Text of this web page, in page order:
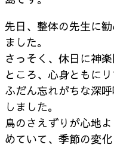
先日、整体の先生に
ました。
さっそく、休日に神
ところ、心身ともに
ふだん忘れがちな深
しました。
鳥のさえずりが心地
めていて、季節の変化